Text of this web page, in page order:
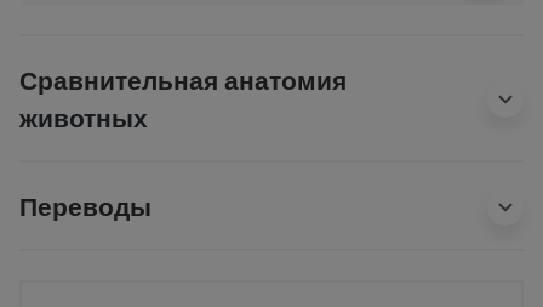
Сравнительная анатомия
животных
Переводы